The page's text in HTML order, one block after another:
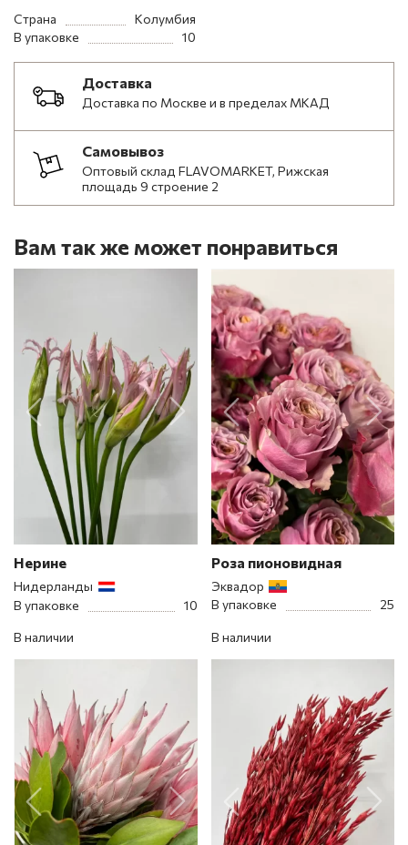
Страна
Колумбия
В упаковке
10
Доставка
Доставка по Москве и в пределах МКАД
Самовывоз
Оптовый склад FLAVOMARKET, Рижская
площадь 9 строение 2
Вам так же может понравиться
Нерине
Нидерланды
В упаковке
10
В наличии
Роза пионовидная
Эквадор
В упаковке
25
В наличии